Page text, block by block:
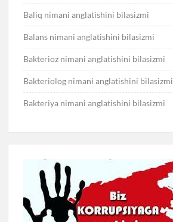
Baliq nimani anglatishini bilasizmi
Balans nimani anglatishini bilasizmi
Bakterioz nimani anglatishini bilasizmi
Bakteriolog nimani anglatishini bilasizmi
Bakteriya nimani anglatishini bilasizmi